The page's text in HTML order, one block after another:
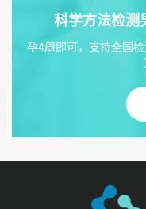
科学方法检测
孕4周即可，支持全国